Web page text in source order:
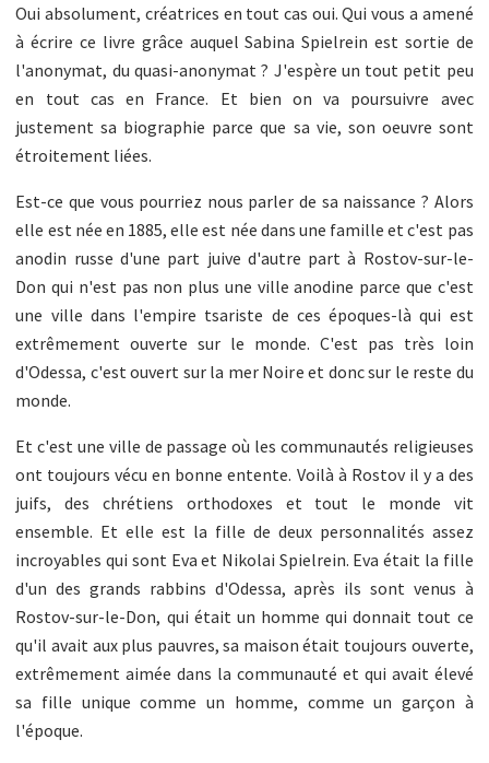
Oui absolument, créatrices en tout cas oui. Qui vous a amené
à écrire ce livre grâce auquel Sabina Spielrein est sortie de
l'anonymat, du quasi-anonymat ? J'espère un tout petit peu
en tout cas en France. Et bien on va poursuivre avec
justement sa biographie parce que sa vie, son oeuvre sont
étroitement liées.
Est-ce que vous pourriez nous parler de sa naissance ? Alors
elle est née en 1885, elle est née dans une famille et c'est pas
anodin russe d'une part juive d'autre part à Rostov-sur-le-
Don qui n'est pas non plus une ville anodine parce que c'est
une ville dans l'empire tsariste de ces époques-là qui est
extrêmement ouverte sur le monde. C'est pas très loin
d'Odessa, c'est ouvert sur la mer Noire et donc sur le reste du
monde.
Et c'est une ville de passage où les communautés religieuses
ont toujours vécu en bonne entente. Voilà à Rostov il y a des
juifs, des chrétiens orthodoxes et tout le monde vit
ensemble. Et elle est la fille de deux personnalités assez
incroyables qui sont Eva et Nikolai Spielrein. Eva était la fille
d'un des grands rabbins d'Odessa, après ils sont venus à
Rostov-sur-le-Don, qui était un homme qui donnait tout ce
qu'il avait aux plus pauvres, sa maison était toujours ouverte,
extrêmement aimée dans la communauté et qui avait élevé
sa fille unique comme un homme, comme un garçon à
l'époque.